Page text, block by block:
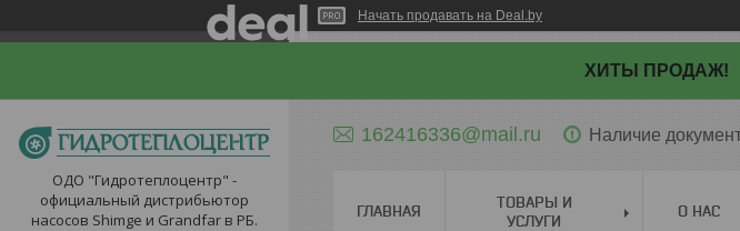
Начать продавать на Deal.by
ХИТЫ ПРОДАЖ!
ОДО "Гидротеплоцентр" -
официальный дистрибьютор
насосов Shimge и Grandfar в РБ.
162416336@mail.ru Наличие
ГЛАВНАЯ
ТОВАРЫ И
УСЛУГИ
О НАС